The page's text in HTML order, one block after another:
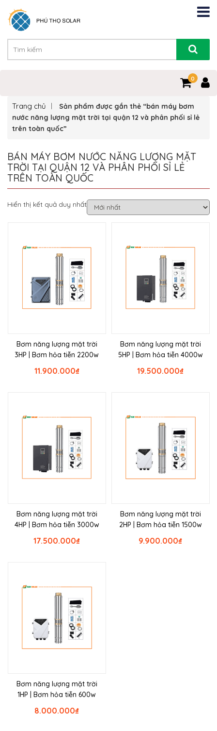
0
Trang chủ
Sản phẩm được gắn thẻ “bán máy bơm
nước năng lượng mặt trời tại quận 12 và phân phối sỉ lẻ
trên toàn quốc”
BÁN MÁY BƠM NƯỚC NĂNG LƯỢNG MẶT
TRỜI TẠI QUẬN 12 VÀ PHÂN PHỐI SỈ LẺ
TRÊN TOÀN QUỐC
Hiển thị kết quả duy nhất
Bơm năng lượng mặt trời
3HP | Bơm hỏa tiễn 2200w
₫
11.900.000
Bơm năng lượng mặt trời
5HP | Bơm hỏa tiễn 4000w
₫
19.500.000
Bơm năng lượng mặt trời
4HP | Bơm hỏa tiễn 3000w
₫
17.500.000
Bơm năng lượng mặt trời
2HP | Bơm hỏa tiễn 1500w
₫
9.900.000
Bơm năng lượng mặt trời
1HP | Bơm hỏa tiễn 600w
₫
8.000.000